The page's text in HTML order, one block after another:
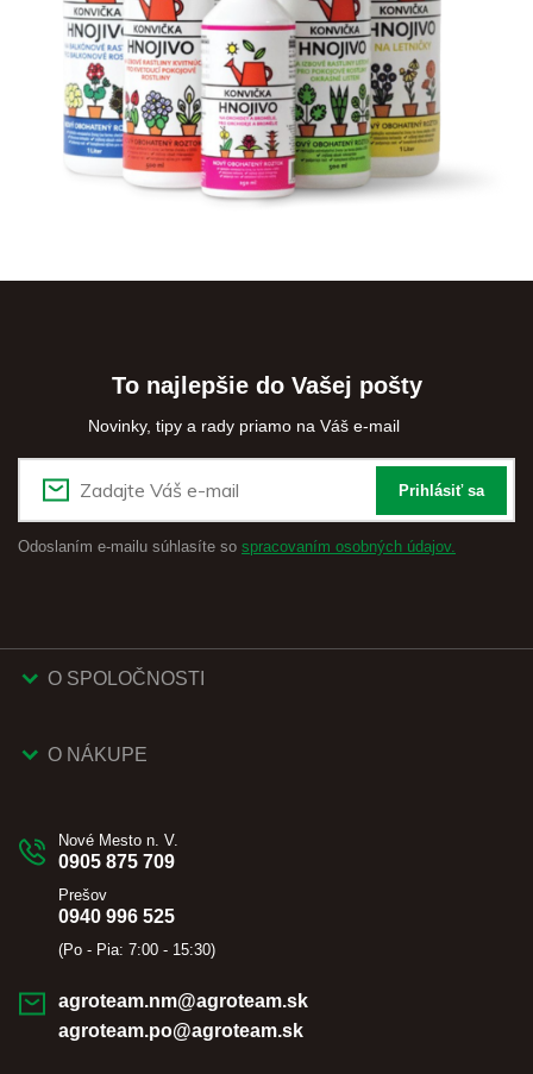
To najlepšie do Vašej pošty
Novinky, tipy a rady priamo na Váš e-mail
Prihlásiť sa
Odoslaním e-mailu súhlasíte so spracovaním osobných údajov.
O SPOLOČNOSTI
O NÁKUPE
Nové Mesto n. V.
0905 875 709
Prešov
0940 996 525
(Po - Pia: 7:00 - 15:30)
agroteam.nm@agroteam.sk
agroteam.po@agroteam.sk